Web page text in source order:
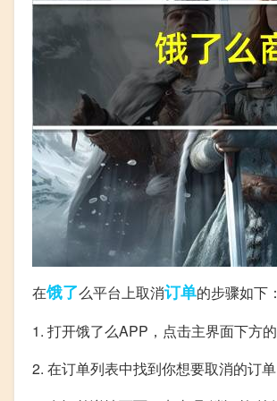
在饿了么平台上取消订单的步骤如下：
1. 打开饿了么APP，点击主界面下方的
2. 在订单列表中找到你想要取消的订